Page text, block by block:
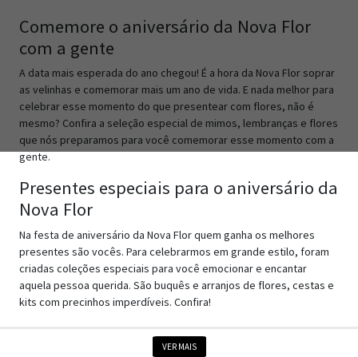
Comemore o aniversário da Nova Flor
com a gente
A data mais esperada do ano chegou! É a hora da Nova Flor soprar
as velinhas e comemorar mais um ano de vida. E nada melhor para
celebrar esse momento do que presentear com flores, não é
mesmo? Confira a seleção especial de mimos, lembranças e flores
que nós preparamos para você comemorar esse momento com a
gente.
Presentes especiais para o aniversário da
Nova Flor
Na festa de aniversário da Nova Flor quem ganha os melhores
presentes são vocês. Para celebrarmos em grande estilo, foram
criadas coleções especiais para você emocionar e encantar
aquela pessoa querida. São buquês e arranjos de flores, cestas e
kits com precinhos imperdíveis. Confira!
O aniversário da Nova Flor se comemora
VER MAIS